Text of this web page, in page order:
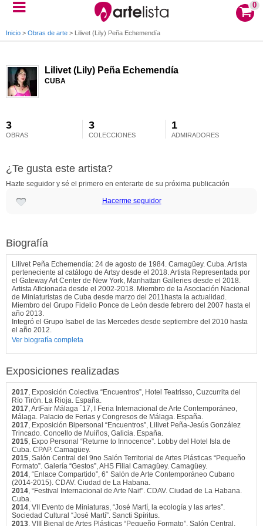
0
Inicio > Obras de arte > Lilivet (Lily) Peña Echemendía
Lilivet (Lily) Peña Echemendía
CUBA
3
OBRAS
3
COLECCIONES
1
ADMIRADORES
¿Te gusta este artista?
Hazte seguidor y sé el primero en enterarte de su próxima publicación
Hacerme seguidor
Biografía
Lilivet Peña Echemendía: 24 de agosto de 1984. Camagüey. Cuba. Artista
perteneciente al catálogo de Artsy desde el 2018. Artista Representada por
el Gateway Art Center de New York, Manhattan Galleries desde el 2018.
Artista Aficionada desde el 2002-2018. Miembro de la Asociación Nacional
de Miniaturistas de Cuba desde marzo del 2011hasta la actualidad.
Miembro del Grupo Fidelio Ponce de León desde febrero del 2007 hasta el
año 2013.
Integró el Grupo Isabel de las Mercedes desde septiembre del 2010 hasta
el año 2012.
Ver biografía completa
Exposiciones realizadas
2017, Exposición Colectiva “Encuentros”, Hotel Teatrisso, Cuzcurrita del
Río Tirón. La Rioja. España.
2017, ArtFair Málaga ´17, I Feria Internacional de Arte Contemporáneo,
Málaga. Palacio de Ferias y Congresos de Málaga. España.
2017, Exposición Bipersonal “Encuentros”, Lilivet Peña-Jesús González
Trincado. Concello de Muiños, Galicia. España.
2015, Expo Personal “Returne to Innocence”. Lobby del Hotel Isla de
Cuba. CPAP. Camagüey.
2015, Salón Central del 9no Salón Territorial de Artes Plásticas “Pequeño
Formato”. Galería “Gestos”, AHS Filial Camagüey. Camagüey.
2014, “Enlace Compartido”, 6° Salón de Arte Contemporáneo Cubano
(2014-2015). CDAV. Ciudad de La Habana.
2014, “Festival Internacional de Arte Naif”. CDAV. Ciudad de La Habana.
Cuba.
2014, VII Evento de Miniaturas, “José Martí, la ecología y las artes”.
Sociedad Cultural “José Martí”. Sancti Spíritus.
2013, VIII Bienal de Artes Plásticas “Pequeño Formato”. Salón Central.